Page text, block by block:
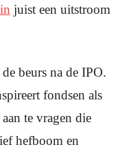
juist een uitstroom
beurs na de IPO.
fondsen als
te vragen die
hefboom en